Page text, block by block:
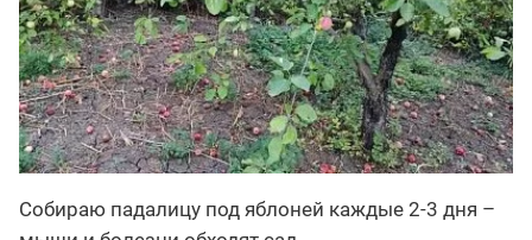
Собираю падалицу под яблоней каждые 2-3 дня –